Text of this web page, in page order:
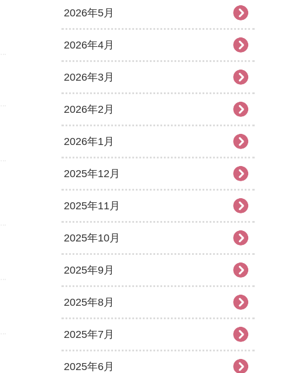
2026年5月
2026年4月
2026年3月
2026年2月
2026年1月
2025年12月
2025年11月
2025年10月
2025年9月
2025年8月
2025年7月
2025年6月